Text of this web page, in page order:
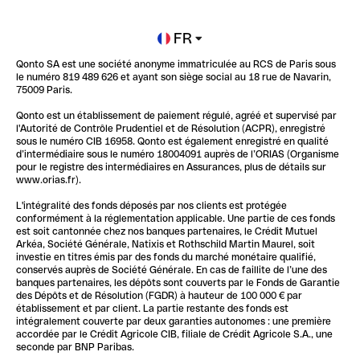
Glossaire finance
FR
Qonto SA est une société anonyme immatriculée au RCS de Paris sous
le numéro 819 489 626 et ayant son siège social au 18 rue de Navarin,
75009 Paris.
Qonto est un établissement de paiement régulé, agréé et supervisé par
l'Autorité de Contrôle Prudentiel et de Résolution (ACPR), enregistré
sous le numéro CIB 16958. Qonto est également enregistré en qualité
d’intermédiaire sous le numéro 18004091 auprès de l’ORIAS (Organisme
pour le registre des intermédiaires en Assurances, plus de détails sur
www.orias.fr).
L'intégralité des fonds déposés par nos clients est protégée
conformément à la réglementation applicable. Une partie de ces fonds
est soit cantonnée chez nos banques partenaires, le Crédit Mutuel
Arkéa, Société Générale, Natixis et Rothschild Martin Maurel, soit
investie en titres émis par des fonds du marché monétaire qualifié,
conservés auprès de Société Générale. En cas de faillite de l’une des
banques partenaires, les dépôts sont couverts par le Fonds de Garantie
des Dépôts et de Résolution (FGDR) à hauteur de 100 000 € par
établissement et par client. La partie restante des fonds est
intégralement couverte par deux garanties autonomes : une première
accordée par le Crédit Agricole CIB, filiale de Crédit Agricole S.A., une
seconde par BNP Paribas.